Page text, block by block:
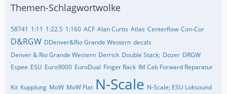
Themen-Schlagwortwolke
58741 1:11 1:22.5 1:160 ACF Alan Curtis Atlas Centerflow Con-Cor
D&RGW DDenver&Rio Grande Western decals
Denver & Rio Grande Western Derrick Double Stack; Dozer DRGW
Espee ESU Euro9000 EuroDual Finger Rack IM Cab Forward Reparatur
Kit Kupplung MoW MoW Flat N-Scale N-Scale; ESU Loksound